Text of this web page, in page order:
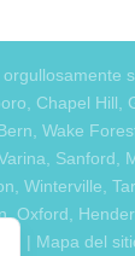
Chapel Hill,
Wake
Sanford,
Winterville,
Oxford,
| Mapa del